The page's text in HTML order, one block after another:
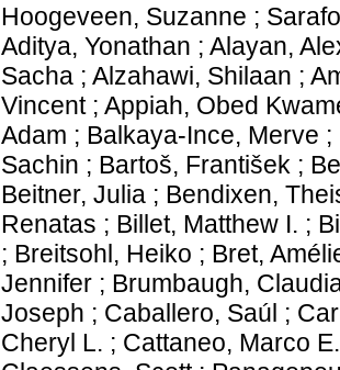
Hoogeveen, Suzanne ;
Aditya, Yonathan ; Alayan,
Sacha ; Alzahawi, Shilaan ;
Vincent; Appiah, Obed
Adam ; Balkaya-Ince, Merve ;
Sachin ; Bartoš, František ;
Beitner, Julia ; Bendixen,
Renatas ; Billet, Matthew I. ;
; Breitsohl, Heiko ; Bret,
Jennifer ; Brumbaugh,
Joseph ; Caballero, Saúl ;
Cheryl L. ; Cattaneo, Marco